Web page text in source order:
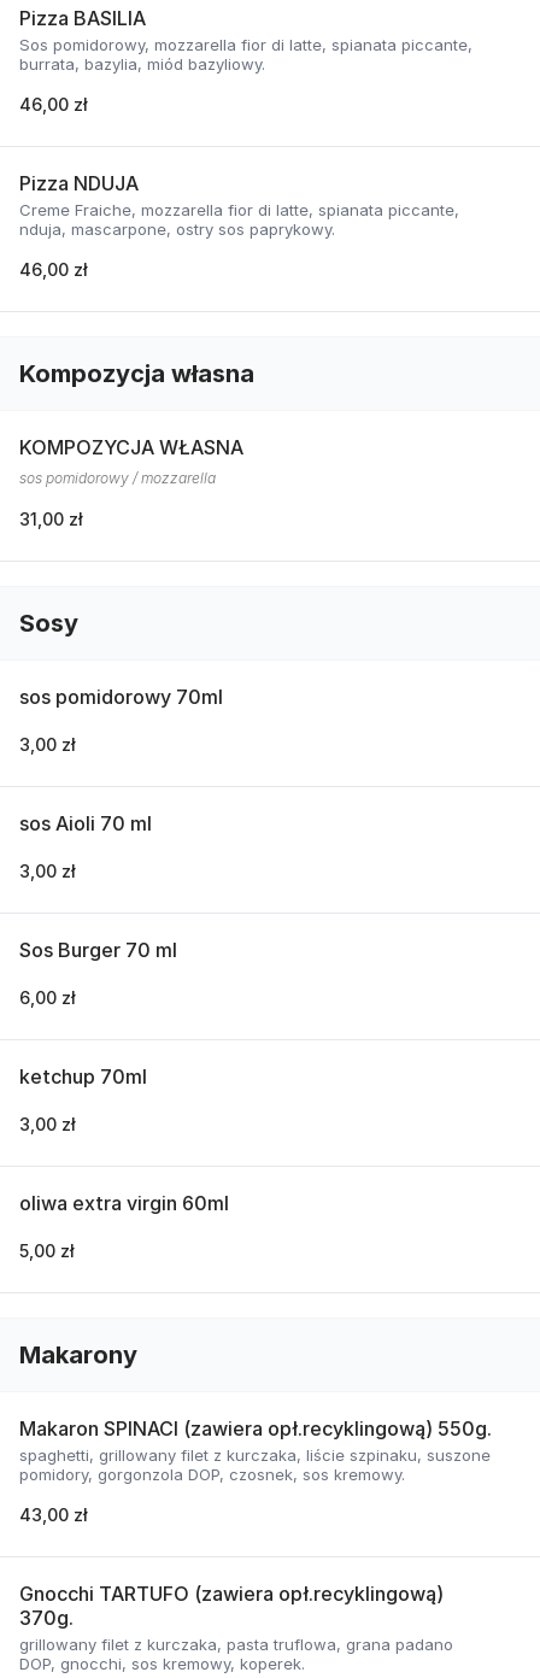
Pizza BASILIA
Sos pomidorowy, mozzarella fior di latte, spianata piccante,
burrata, bazylia, miód bazyliowy.
46,00 zł
Pizza NDUJA
Creme Fraiche, mozzarella fior di latte, spianata piccante,
nduja, mascarpone, ostry sos paprykowy.
46,00 zł
Kompozycja własna
KOMPOZYCJA WŁASNA
sos pomidorowy / mozzarella
31,00 zł
Sosy
sos pomidorowy 70ml
3,00 zł
sos Aioli 70 ml
3,00 zł
Sos Burger 70 ml
6,00 zł
ketchup 70ml
3,00 zł
oliwa extra virgin 60ml
5,00 zł
Makarony
Makaron SPINACI (zawiera opł.recyklingową) 550g.
spaghetti, grillowany filet z kurczaka, liście szpinaku, suszone
pomidory, gorgonzola DOP, czosnek, sos kremowy.
43,00 zł
Gnocchi TARTUFO (zawiera opł.recyklingową)
370g.
grillowany filet z kurczaka, pasta truflowa, grana padano
DOP, gnocchi, sos kremowy, koperek.